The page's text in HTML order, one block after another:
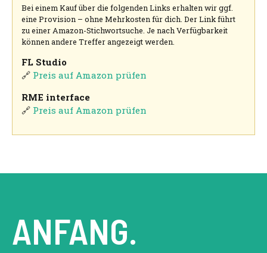
Bei einem Kauf über die folgenden Links erhalten wir ggf.
eine Provision – ohne Mehrkosten für dich. Der Link führt
zu einer Amazon-Stichwortsuche. Je nach Verfügbarkeit
können andere Treffer angezeigt werden.
FL Studio
🔗 Preis auf Amazon prüfen
RME interface
🔗 Preis auf Amazon prüfen
ANFANG.